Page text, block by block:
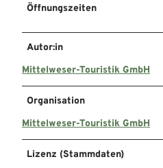
Öffnungszeiten
Autor:in
Mittelweser-Touristik GmbH
Organisation
Mittelweser-Touristik GmbH
Lizenz (Stammdaten)